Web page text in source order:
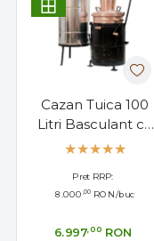
Cazan Tuica 100
Litri Basculant cu
Amestecator
Pret RRP:
8.000 ,00 RON /buc
6.997,00 RON